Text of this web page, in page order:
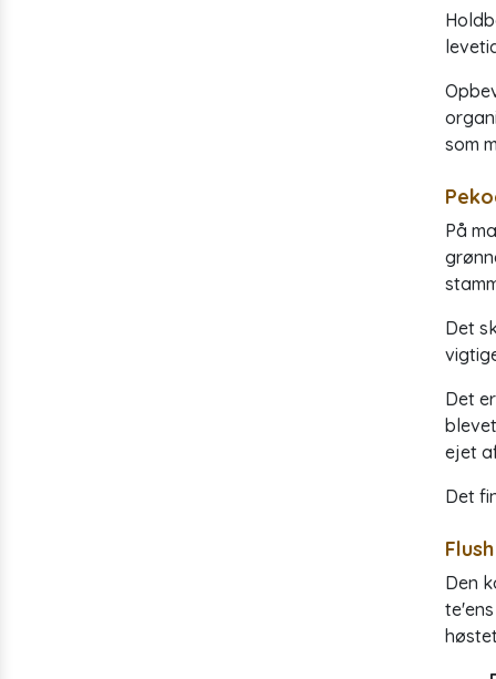
som
På
Det
Det
ejet
Det
Den